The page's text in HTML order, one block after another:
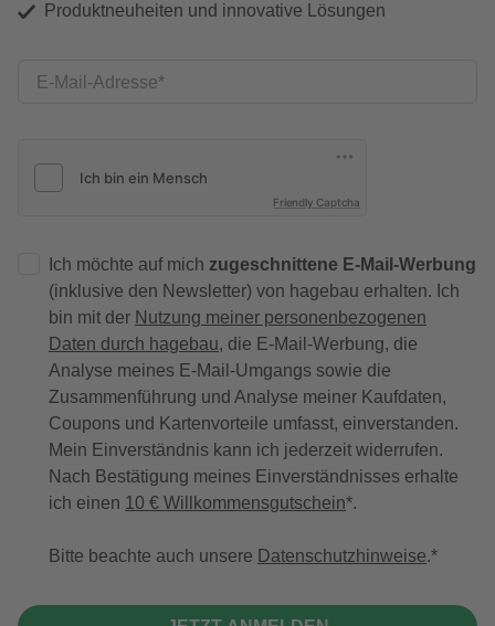
Produktneuheiten und innovative Lösungen
E-Mail-Adresse
Friendly Captcha
Ich möchte auf mich zugeschnittene E-Mail-Werbung
(inklusive den Newsletter) von hagebau erhalten. Ich
bin mit der Nutzung meiner personenbezogenen
Daten durch hagebau, die E-Mail-Werbung, die
Analyse meines E-Mail-Umgangs sowie die
Zusammenführung und Analyse meiner Kaufdaten,
Coupons und Kartenvorteile umfasst, einverstanden.
Mein Einverständnis kann ich jederzeit widerrufen.
Nach Bestätigung meines Einverständnisses erhalte
ich einen 10 € Willkommensgutschein*.
Bitte beachte auch unsere Datenschutzhinweise.